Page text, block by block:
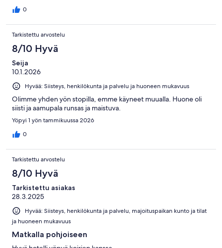
0
Tarkistettu arvostelu
8/10 Hyvä
Seija
10.1.2026
Hyvää: Siisteys, henkilökunta ja palvelu ja huoneen mukavuus
Olimme yhden yön stopilla, emme käyneet muualla. Huone oli
siisti ja aamupala runsas ja maistuva.
Yöpyi 1 yön tammikuussa 2026
0
Tarkistettu arvostelu
8/10 Hyvä
Tarkistettu asiakas
28.3.2025
Hyvää: Siisteys, henkilökunta ja palvelu, majoituspaikan kunto ja tilat
ja huoneen mukavuus
Matkalla pohjoiseen